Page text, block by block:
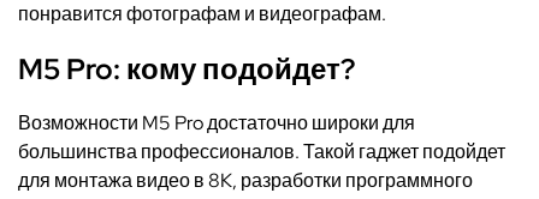
понравится фотографам и видеографам.
M5 Pro: кому подойдет?
Возможности M5 Pro достаточно широки для
большинства профессионалов. Такой гаджет подойдет
для монтажа видео в 8K, разработки программного